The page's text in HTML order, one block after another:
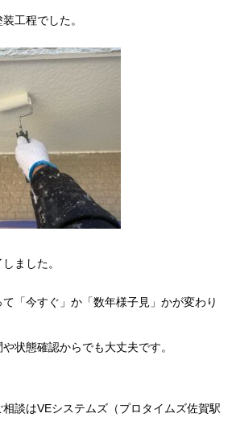
工程でした。
ました。
「今すぐ」か「数年様子見」かが変わり
状態確認からでも大丈夫です。
談はVEシステムズ（プロタイムズ佐賀駅